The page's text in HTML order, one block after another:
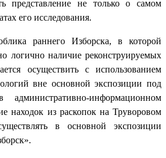
представление не только о самом
его исследования.
раннего Изборска, в которой
логично наличие реконструируемых
осуществить с использованием
вне основной экспозиции под
информационном
находок из раскопок на Труворовом
в основной экспозиции